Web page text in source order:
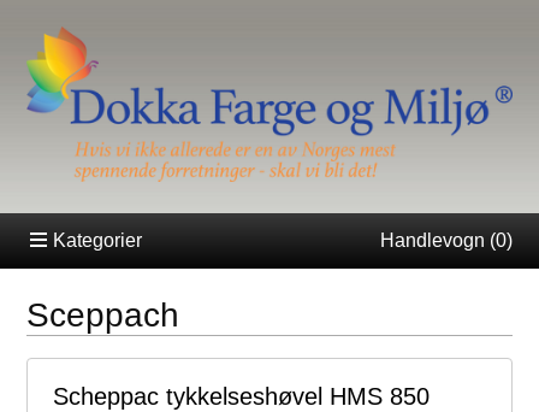
Handlevogn (0)
Kategorier
Sceppach
Scheppac tykkelseshøvel HMS 850